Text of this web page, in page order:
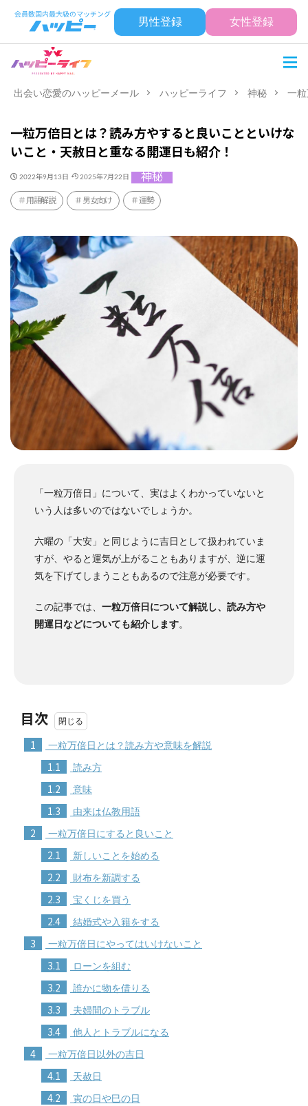
男性登録 女性登録
出会い恋愛のハッピーメール ハッピーライフ 神秘 一
一粒万倍日とは？読み方やすると良いことといけな
いこと・天赦日と重なる開運日も紹介！
2022年9月13日 2025年7月22日 神秘
用語解説 男女向け 運勢
「一粒万倍日」について、実はよくわかっていないと
いう人は多いのではないでしょうか。
六曜の「大安」と同じように吉日として扱われていま
すが、やると運気が上がることもありますが、逆に運
気を下げてしまうこともあるので注意が必要です。
この記事では、 一粒万倍日について解説し、読み方や
開運日などについても紹介します。
目次
1 一粒万倍日とは？読み方や意味を解説
1.1 読み方
1.2 意味
1.3 由来は仏教用語
2 一粒万倍日にすると良いこと
2.1 新しいことを始める
2.2 財布を新調する
2.3 宝くじを買う
2.4 結婚式や入籍をする
3 一粒万倍日にやってはいけないこと
3.1 ローンを組む
3.2 誰かに物を借りる
3.3 夫婦間のトラブル
3.4 他人とトラブルになる
4 一粒万倍日以外の吉日
4.1 天赦日
4.2 寅の日や巳の日